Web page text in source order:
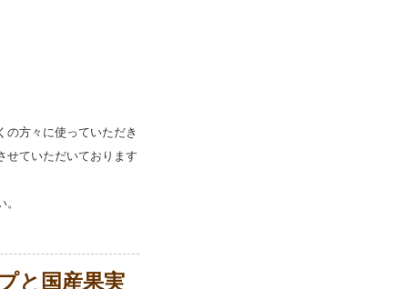
の方々に使っていただき
せていただいております
と国産果実